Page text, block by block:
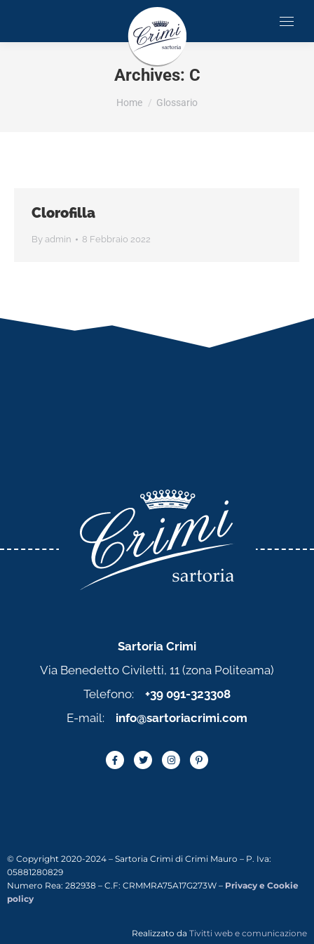
Archives: C
You are here:
Home Glossario
Clorofilla
By admin 8 Febbraio 2022
Sartoria Crimi
Via Benedetto Civiletti, 11 (zona Politeama)
Telefono: +39 091-323308
E-mail: info@sartoriacrimi.com
© Copyright 2020-2024 – Sartoria Crimi di Crimi Mauro – P. Iva:
05881280829
Numero Rea: 282938 – C.F: CRMMRA75A17G273W – Privacy e Cookie
policy
Realizzato da Tivitti web e comunicazione